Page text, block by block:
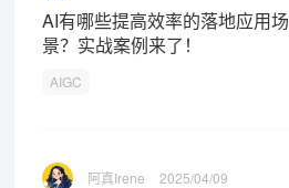
AI有哪些提高效率的落地应用场
景？实战案例来了！
AIGC
阿真Irene 2025/04/09